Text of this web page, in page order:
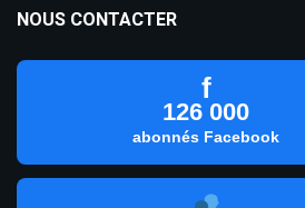
NOUS CONTACTER
f
126 000
abonnés Facebook